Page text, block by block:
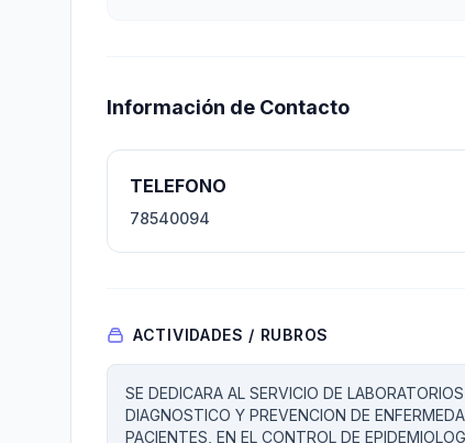
Información de Contacto
TELEFONO
78540094
ACTIVIDADES / RUBROS
SE DEDICARA AL SERVICIO DE
DIAGNOSTICO Y PREVENCION DE
PACIENTES, EN EL CONTROL DE